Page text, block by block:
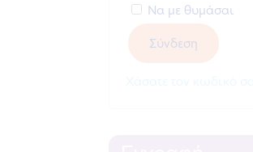
Να με θυμάσαι
Σύνδεση